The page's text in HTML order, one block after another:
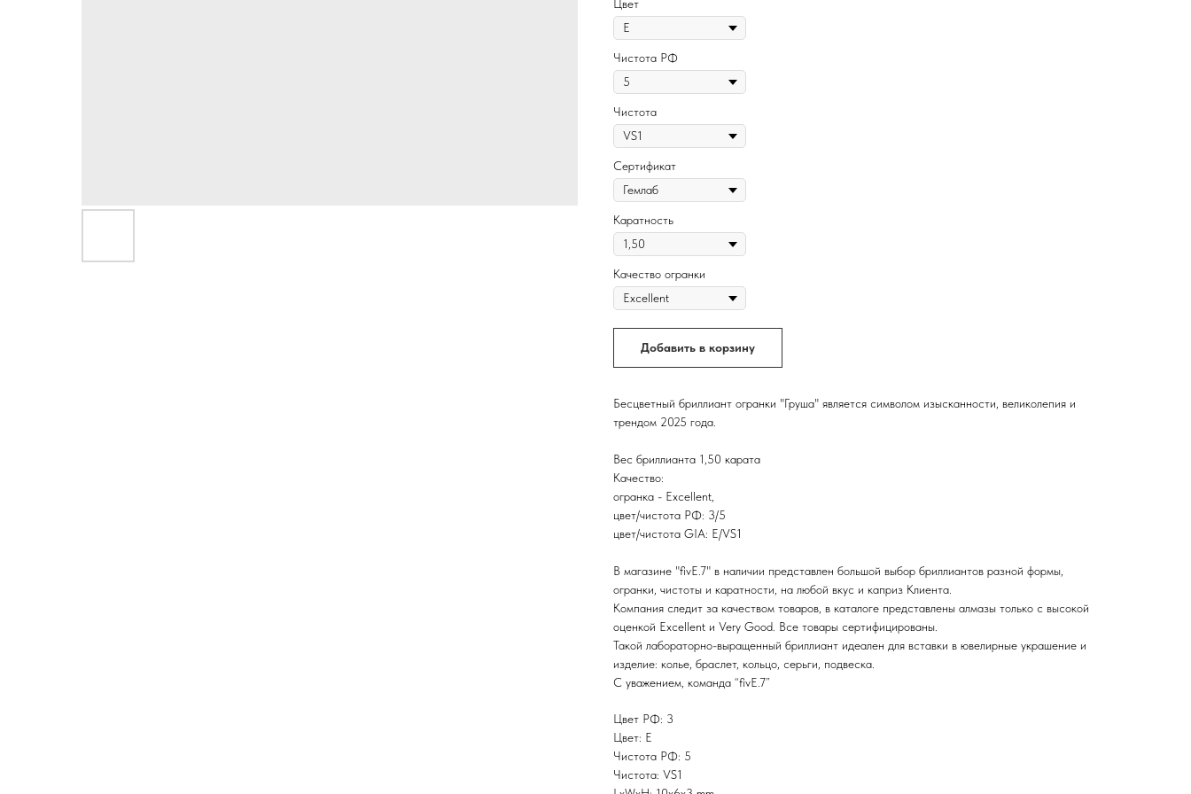
Цвет
Чистота РФ
Чистота
Сертификат
Каратность
Качество огранки
Добавить в корзину
Бесцветный бриллиант огранки "Груша" является символом изысканности, великолепия и
трендом 2025 года.
Вес бриллианта 1,50 карата
Качество:
огранка - Excellent,
цвет/чистота РФ: 3/5
цвет/чистота GIA: E/VS1
В магазине "fivE.7" в наличии представлен большой выбор бриллиантов разной формы,
огранки, чистоты и каратности, на любой вкус и каприз Клиента.
Компания следит за качеством товаров, в каталоге представлены алмазы только с высокой
оценкой Excellent и Very Good. Все товары сертифицированы.
Такой лабораторно-выращенный бриллиант идеален для вставки в ювелирные украшение и
изделие: колье, браслет, кольцо, серьги, подвеска.
С уважением, команда “fivE.7”
Цвет РФ: 3
Цвет: E
Чистота РФ: 5
Чистота: VS1